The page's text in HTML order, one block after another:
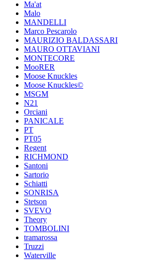
Ma'at
Malo
MANDELLI
Marco Pescarolo
MAURIZIO BALDASSARI
MAURO OTTAVIANI
MONTECORE
MooRER
Moose Knuckles
Moose Knuckles©️
MSGM
N21
Orciani
PANICALE
PT
PT05
Regent
RICHMOND
Santoni
Sartorio
Schiatti
SONRISA
Stetson
SVEVO
Theory
TOMBOLINI
tramarossa
Truzzi
Waterville